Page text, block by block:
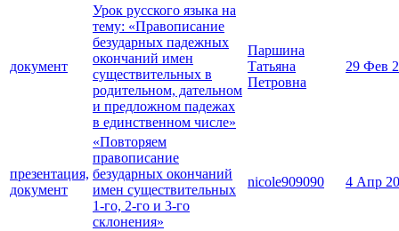
документ
Урок русского языка на
тему: «Правописание
безударных падежных
окончаний имен
существительных в
родительном, дательном
и предложном падежах
в единственном числе»
Паршина
Татьяна
Петровна
29 Фев
презентация,
документ
«Повторяем
правописание
безударных окончаний
имен существительных
1-го, 2-го и 3-го
склонения»
nicole909090 4 Апр